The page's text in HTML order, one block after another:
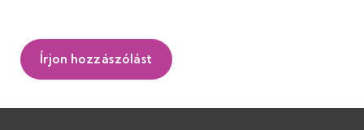
Írjon hozzászólást